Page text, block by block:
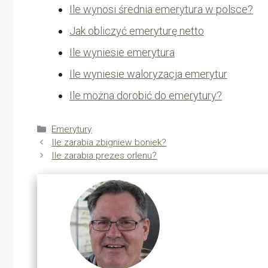
Ile wynosi średnia emerytura w polsce?
Jak obliczyć emeryturę netto
Ile wyniesie emerytura
Ile wyniesie waloryzacja emerytur
Ile można dorobić do emerytury?
Kategorie
Emerytury
Ile zarabia zbigniew boniek?
Ile zarabia prezes orlenu?